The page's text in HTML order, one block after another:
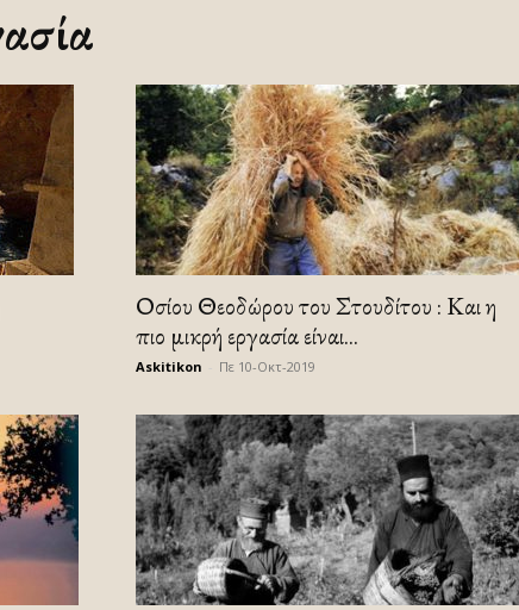
Οσίου Θεοδώρου του Στουδίτου : Και η
πιο μικρή εργασία είναι...
Askitikon Πε 10-Οκτ-2019